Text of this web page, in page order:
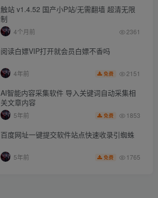
触站 v1.4.52 国产小P站/无需翻墙 超清无限
制
4个月前 2361
阅读白嫖VIP打开就会员白嫖不香吗
4年前 免费 2151
AI智能内容采集软件 导入关键词自动采集相
关文章内容
5年前 免费 1853
百度网址一键提交软件站点快速收录引蜘蛛
5年前 免费 1765